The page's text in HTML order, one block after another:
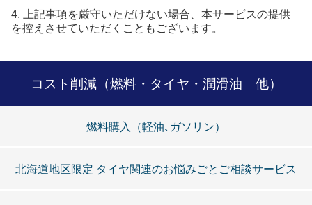
4.
上記事項を厳守いただけない場合、本サービスの提供
を控えさせていただくこともございます。
コスト削減（燃料・タイヤ・潤滑油 他）
燃料購入（軽油､ガソリン）
北海道地区限定 タイヤ関連のお悩みごとご相談サービス